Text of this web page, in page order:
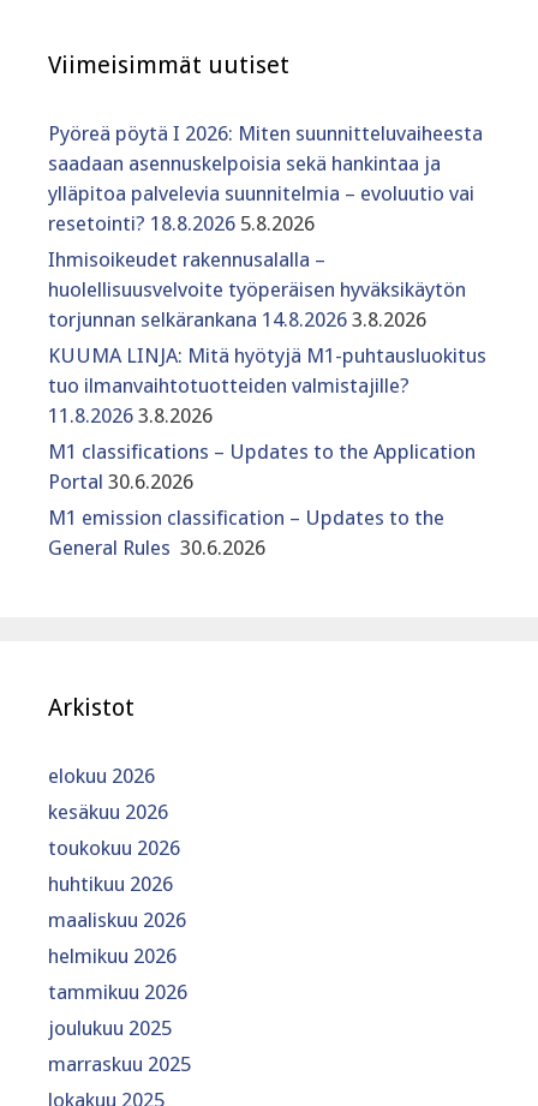
Viimeisimmät uutiset
Pyöreä pöytä I 2026: Miten suunnitteluvaiheesta
saadaan asennuskelpoisia sekä hankintaa ja
ylläpitoa palvelevia suunnitelmia – evoluutio vai
resetointi? 18.8.2026 5.8.2026
Ihmisoikeudet rakennusalalla –
huolellisuusvelvoite työperäisen hyväksikäytön
torjunnan selkärankana 14.8.2026 3.8.2026
KUUMA LINJA: Mitä hyötyjä M1-puhtausluokitus
tuo ilmanvaihtotuotteiden valmistajille?
11.8.2026 3.8.2026
M1 classifications – Updates to the Application
Portal 30.6.2026
M1 emission classification – Updates to the
General Rules 30.6.2026
Arkistot
elokuu 2026
kesäkuu 2026
toukokuu 2026
huhtikuu 2026
maaliskuu 2026
helmikuu 2026
tammikuu 2026
joulukuu 2025
marraskuu 2025
lokakuu 2025